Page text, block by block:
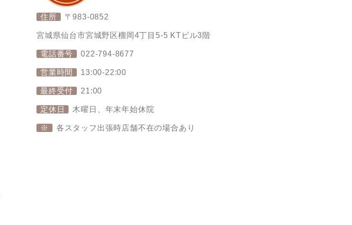
住所 〒983-0852
宮城県仙台市宮城野区榴岡4丁目5-5 KTビル3階
電話番号 022-794-8677
営業時間 13:00-22:00
最終受付 21:00
定休日 木曜日、年末年始休院
※ 各スタッフ出張時店舗不在の場合あり